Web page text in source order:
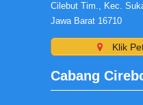
Cilebut Tim., Kec.
Jawa Barat 16710
Klik
Cabang